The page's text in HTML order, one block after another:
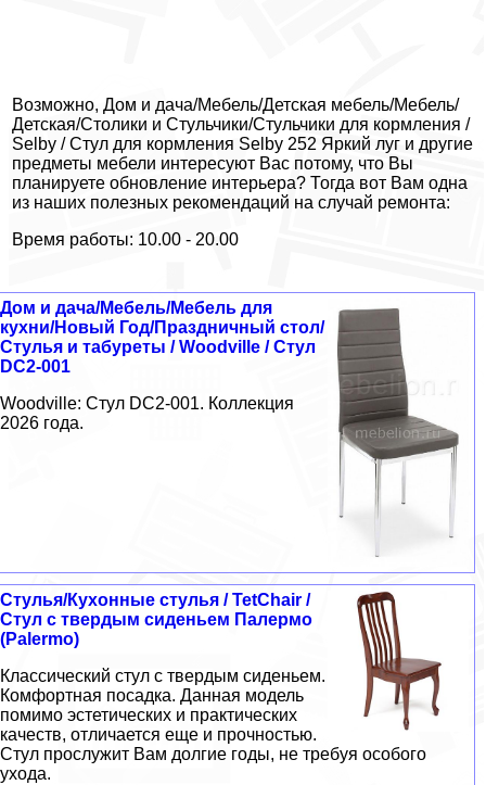
Возможно, Дом и дача/Мебель/Детская мебель/Мебель/
Детская/Столики и Стульчики/Стульчики для кормления /
Selby / Стул для кормления Selby 252 Яркий луг и другие
предметы мебели интересуют Вас потому, что Вы
планируете обновление интерьера? Тогда вот Вам одна
из наших полезных рекомендаций на случай ремонта:
Время работы: 10.00 - 20.00
Дом и дача/Мебель/Мебель для
кухни/Новый Год/Праздничный стол/
Стулья и табуреты / Woodville / Стул
DC2-001
Woodville: Стул DC2-001. Коллекция
2026 года.
Стулья/Кухонные стулья / TetChair /
Стул с твердым сиденьем Палермо
(Palermo)
Классический стул с твердым сиденьем.
Комфортная посадка. Данная модель
помимо эстетических и практических
качеств, отличается еще и прочностью.
Стул прослужит Вам долгие годы, не требуя особого
ухода.